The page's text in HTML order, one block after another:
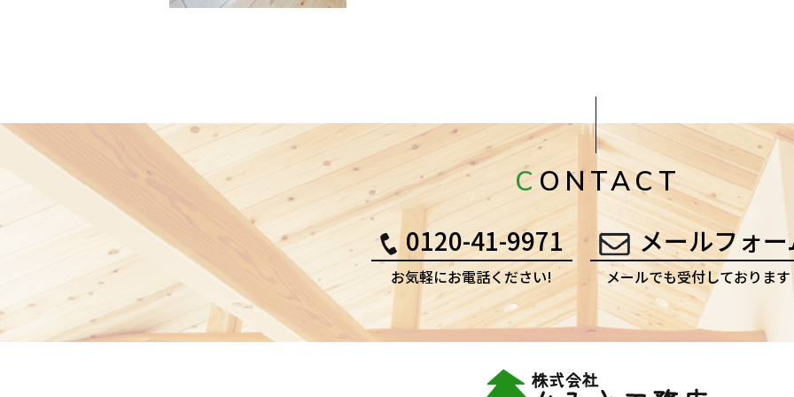
CONTACT
0120-41-9971
お気軽にお電話ください!
メールフォー
メールでも受付しております